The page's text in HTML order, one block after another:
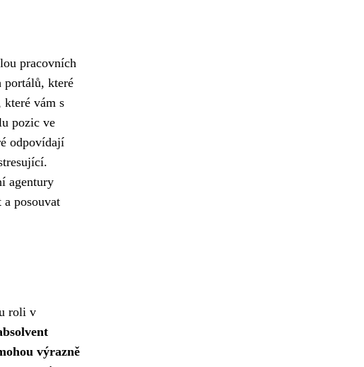
pracovních
portálů, které
které vám s
pozic ve
odpovídají
agentury
posouvat
roli v
výrazně